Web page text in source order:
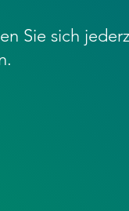
Sie sich